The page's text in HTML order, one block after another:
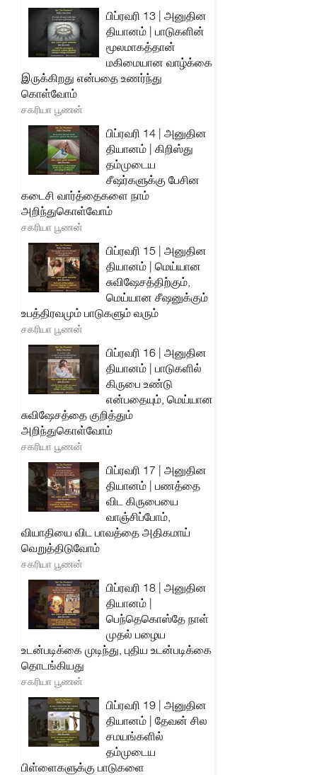
பிப்ரவரி 13 | அனுதின
தியானம் | பாடுகளின்
மூலமாகத்தான்
மகிமையான வாழ்க்கை
இருக்கிறது என்பதை உணர்ந்து
கொள்வோம்
சகரியா பூணன்
பிப்ரவரி 14 | அனுதின
தியானம் | கிறிஸ்து
தம்முடைய
சீஷர்களுக்கு பேசின
கடைசி வார்த்தைகளை நாம்
அறிந்துகொள்வோம்
சகரியா பூணன்
பிப்ரவரி 15 | அனுதின
தியானம் | மெய்யான
சுவிஷேசத்திற்கும்,
மெய்யான சீஷனுக்கும்
உபத்திரவமும் பாடுகளும் வரும்
சகரியா பூணன்
பிப்ரவரி 16 | அனுதின
தியானம் | பாடுகளில்
கிருபை உண்டு
என்பதையும், மெய்யான
சுவிஷேசத்தை குறித்தும்
அறிந்துகொள்வோம்
சகரியா பூணன்
பிப்ரவரி 17 | அனுதின
தியானம் | பணத்தை
விட கிருபையை
வாஞ்சிப்போம்,
வியாதியை விட பாவத்தை அதிகமாய்
வெறுத்திடுவோம்
சகரியா பூணன்
பிப்ரவரி 18 | அனுதின
தியானம் |
பெந்தெகொஸ்தே நாள்
முதல் பழைய
உடன்படிக்கை முடிந்து, புதிய உடன்படிக்கை
தொடங்கியது
சகரியா பூணன்
பிப்ரவரி 19 | அனுதின
தியானம் | தேவன் சில
சமயங்களில்
தம்முடைய
பிள்ளைகளுக்கு பாடுகளை